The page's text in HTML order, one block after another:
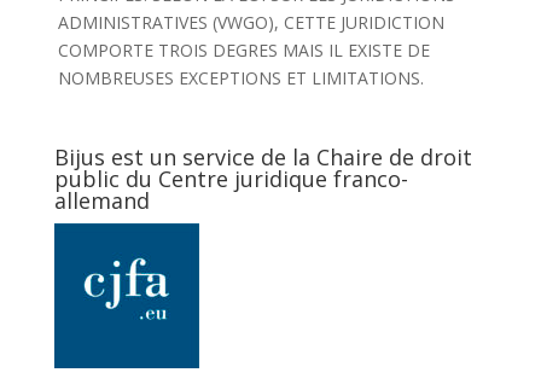
ADMINISTRATIVES (VWGO), CETTE JURIDICTION
COMPORTE TROIS DEGRES MAIS IL EXISTE DE
NOMBREUSES EXCEPTIONS ET LIMITATIONS.
Bijus est un service de la Chaire de droit
public du Centre juridique franco-
allemand